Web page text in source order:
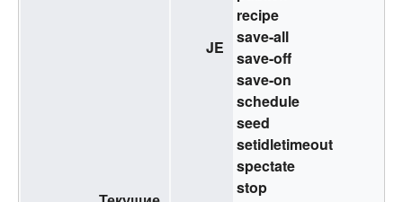
JE
recipe
save-all
save-off
save-on
schedule
seed
setidletimeout
spectate
stop